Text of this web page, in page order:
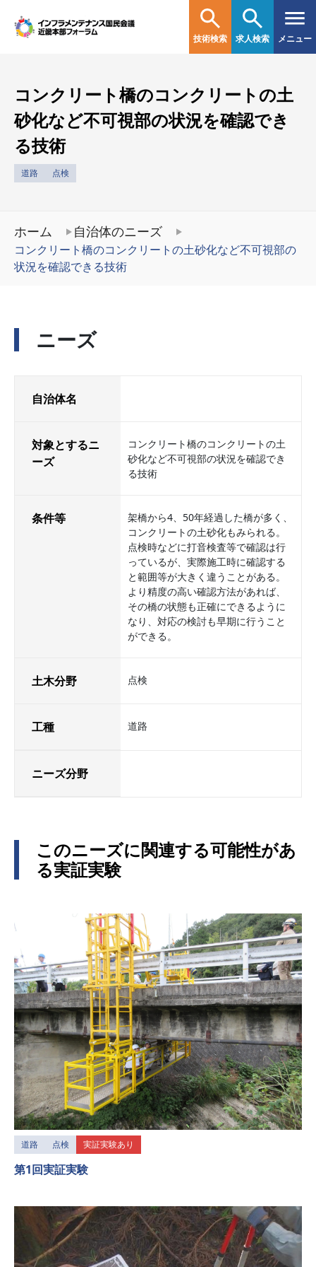
技術検索 求人検索 メニュー
コンクリート橋のコンクリートの土
砂化など不可視部の状況を確認でき
る技術
道路 点検
ホーム 自治体のニーズ
コンクリート橋のコンクリートの土砂化など不可視部の
状況を確認できる技術
ニーズ
自治体名
対象とするニ
ーズ
コンクリート橋のコンクリートの土
砂化など不可視部の状況を確認でき
る技術
条件等
架橋から4、50年経過した橋が多く、
コンクリートの土砂化もみられる。
点検時などに打音検査等で確認は行
っているが、実際施工時に確認する
と範囲等が大きく違うことがある。
より精度の高い確認方法があれば、
その橋の状態も正確にできるように
なり、対応の検討も早期に行うこと
ができる。
土木分野 点検
工種 道路
ニーズ分野
このニーズに関連する可能性があ
る実証実験
道路 点検 実証実験あり
第1回実証実験